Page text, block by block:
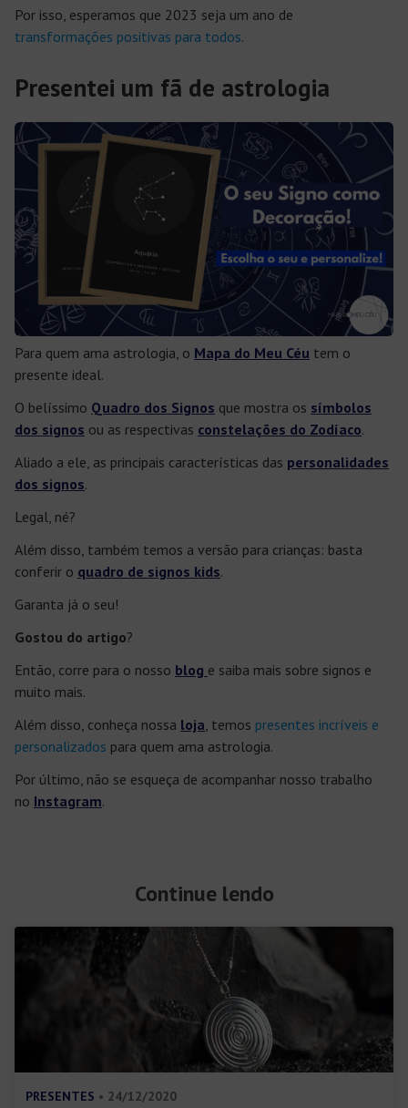
Por isso, esperamos que 2023 seja um ano de
transformações positivas para todos.
Presentei um fã de astrologia
Para quem ama astrologia, o Mapa do Meu Céu tem o
presente ideal.
O belíssimo Quadro dos Signos que mostra os símbolos
dos signos ou as respectivas constelações do Zodíaco.
Aliado a ele, as principais características das personalidades
dos signos.
Legal, né?
Além disso, também temos a versão para crianças: basta
conferir o quadro de signos kids.
Garanta já o seu!
Gostou do artigo?
Então, corre para o nosso blog e saiba mais sobre signos e
muito mais.
Além disso, conheça nossa loja , temos presentes incríveis e
personalizados para quem ama astrologia.
Por último, não se esqueça de acompanhar nosso trabalho
no Instagram.
Continue lendo
PRESENTES • 24/12/2020